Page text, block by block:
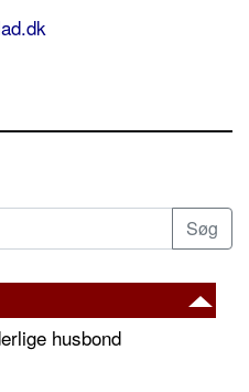
husbond